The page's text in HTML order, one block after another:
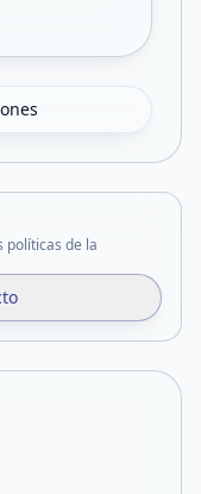
políticas de la